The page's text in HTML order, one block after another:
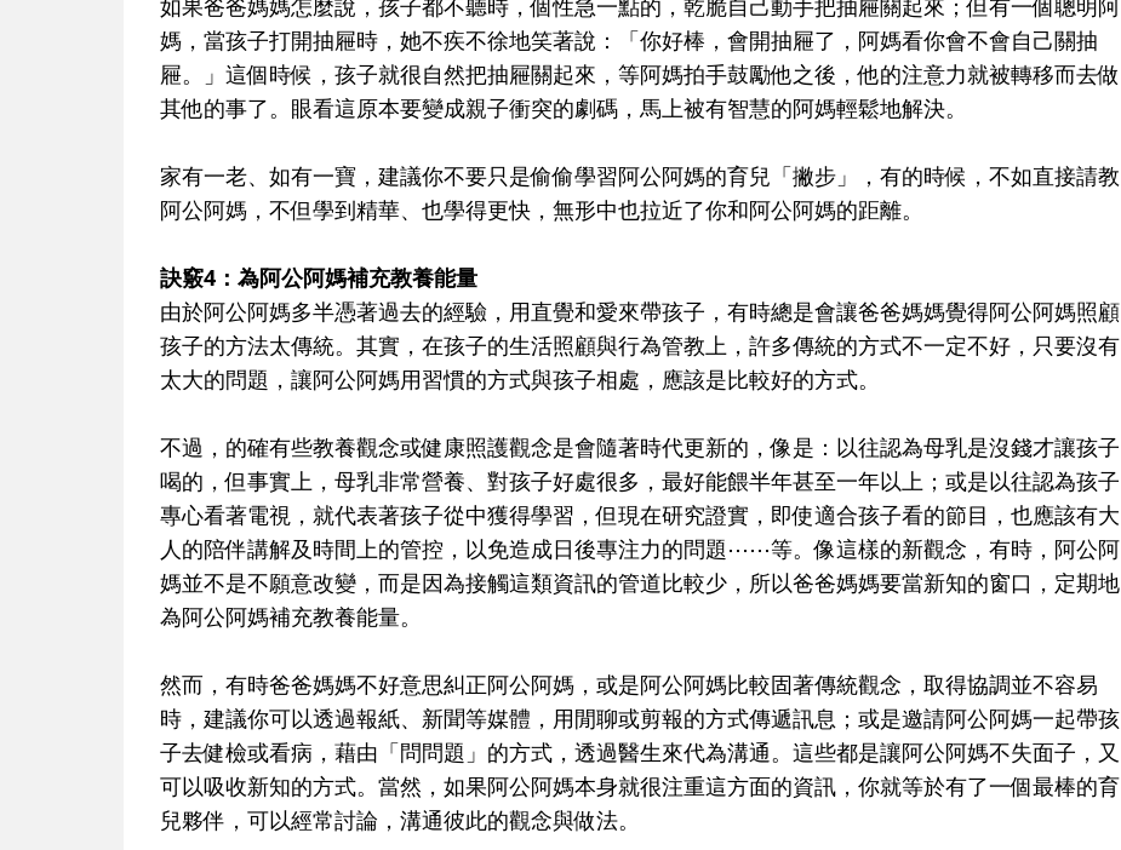
媽，當孩子打開抽屜時，她不疾不徐地笑著說：「你好棒，會開抽屜了，阿媽看你會不會自己關抽
屜。」這個時候，孩子就很自然把抽屜關起來，等阿媽拍手鼓勵他之後，他的注意力就被轉移而去做
其他的事了。眼看這原本要變成親子衝突的劇碼，馬上被有智慧的阿媽輕鬆地解決。
家有一老、如有一寶，建議你不要只是偷偷學習阿公阿媽的育兒「撇步」，有的時候，不如直接請教
阿公阿媽，不但學到精華、也學得更快，無形中也拉近了你和阿公阿媽的距離。
訣竅4：為阿公阿媽補充教養能量
由於阿公阿媽多半憑著過去的經驗，用直覺和愛來帶孩子，有時總是會讓爸爸媽媽覺得阿公阿媽照顧
孩子的方法太傳統。其實，在孩子的生活照顧與行為管教上，許多傳統的方式不一定不好，只要沒有
太大的問題，讓阿公阿媽用習慣的方式與孩子相處，應該是比較好的方式。
不過，的確有些教養觀念或健康照護觀念是會隨著時代更新的，像是：以往認為母乳是沒錢才讓孩子
喝的，但事實上，母乳非常營養、對孩子好處很多，最好能餵半年甚至一年以上；或是以往認為孩子
專心看著電視，就代表著孩子從中獲得學習，但現在研究證實，即使適合孩子看的節目，也應該有大
人的陪伴講解及時間上的管控，以免造成日後專注力的問題⋯⋯等。像這樣的新觀念，有時，阿公阿
媽並不是不願意改變，而是因為接觸這類資訊的管道比較少，所以爸爸媽媽要當新知的窗口，定期地
為阿公阿媽補充教養能量。
然而，有時爸爸媽媽不好意思糾正阿公阿媽，或是阿公阿媽比較固著傳統觀念，取得協調並不容易
時，建議你可以透過報紙、新聞等媒體，用閒聊或剪報的方式傳遞訊息；或是邀請阿公阿媽一起帶孩
子去健檢或看病，藉由「問問題」的方式，透過醫生來代為溝通。這些都是讓阿公阿媽不失面子，又
可以吸收新知的方式。當然，如果阿公阿媽本身就很注重這方面的資訊，你就等於有了一個最棒的育
兒夥伴，可以經常討論，溝通彼此的觀念與做法。